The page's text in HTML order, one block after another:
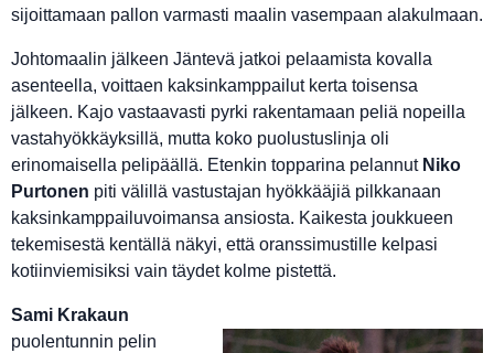
sijoittamaan pallon varmasti maalin vasempaan alakulmaan.
Johtomaalin jälkeen Jäntevä jatkoi pelaamista kovalla
asenteella, voittaen kaksinkamppailut kerta toisensa
jälkeen. Kajo vastaavasti pyrki rakentamaan peliä nopeilla
vastahyökkäyksillä, mutta koko puolustuslinja oli
erinomaisella pelipäällä. Etenkin topparina pelannut Niko
Purtonen piti välillä vastustajan hyökkääjiä pilkkanaan
kaksinkamppailuvoimansa ansiosta. Kaikesta joukkueen
tekemisestä kentällä näkyi, että oranssimustille kelpasi
kotiinviemisiksi vain täydet kolme pistettä.
Sami Krakaun
puolentunnin pelin